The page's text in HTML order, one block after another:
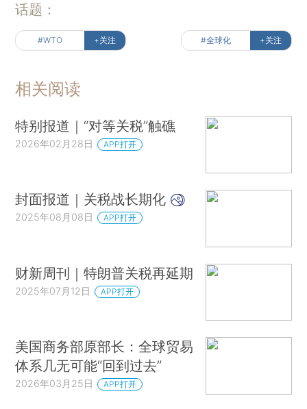
话题：
#WTO +关注 #全球化 +关注
相关阅读
特别报道｜“对等关税”触礁
2026年02月28日 APP打开
封面报道｜关税战长期化
2025年08月08日 APP打开
财新周刊｜特朗普关税再延期
2025年07月12日 APP打开
美国商务部原部长：全球贸易
体系几无可能“回到过去”
2026年03月25日 APP打开